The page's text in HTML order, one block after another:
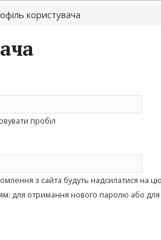
користувача
пробіл
з сайта будуть надсилатися на
для отримання нового паролю або